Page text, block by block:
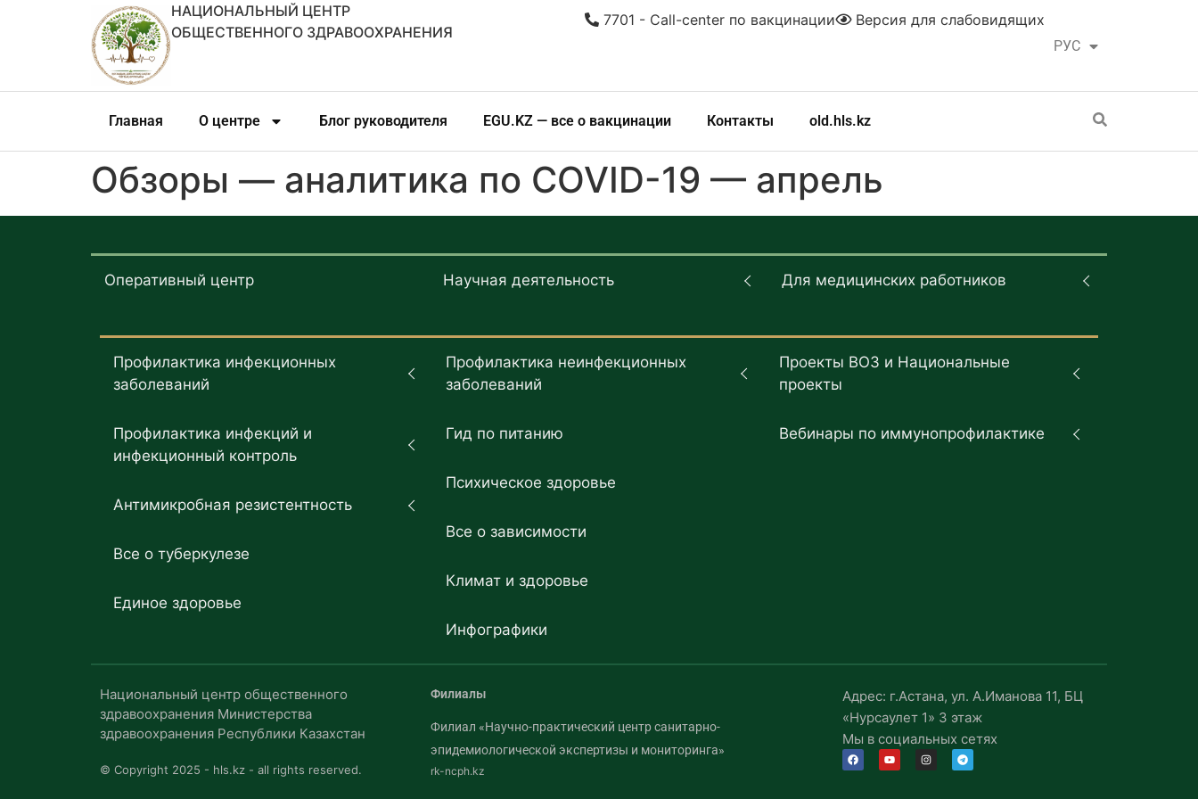
НАЦИОНАЛЬНЫЙ ЦЕНТР
ОБЩЕСТВЕННОГО ЗДРАВООХРАНЕНИЯ
РУС
ҚАЗ
Версия для слабовидящих
7701 - Call-center по вакцинации
Главная О центре Блог руководителя EGU.KZ — все о вакцинации Контакты old.hls.kz
Обзоры — аналитика по COVID-19 — апрель
Оперативный центр Научная деятельность Для медицинских работников
Профилактика инфекционных
заболеваний
Профилактика инфекций и
инфекционный контроль
Антимикробная резистентность
Все о туберкулезе
Единое здоровье
Профилактика неинфекционных
заболеваний
Гид по питанию
Психическое здоровье
Все о зависимости
Климат и здоровье
Инфографики
Проекты ВОЗ и Национальные
проекты
Вебинары по иммунопрофилактике
Национальный центр общественного
здравоохранения Министерства
здравоохранения Республики Казахстан
© Copyright 2025 - hls.kz - all rights reserved.
Филиалы
Филиал «Научно-практический центр санитарно-
эпидемиологической экспертизы и мониторинга»
rk-ncph.kz
Адрес: г.Астана, ул. А.Иманова 11, БЦ
«Нурсаулет 1» 3 этаж
Мы в социальных сетях